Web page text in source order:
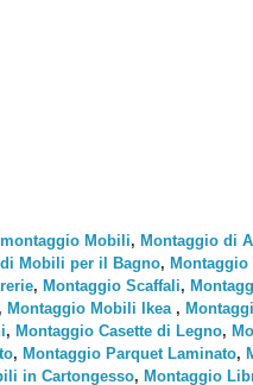
Mobili, Montaggio di
Mobili per il Bagno,
, Montaggio Scaffali,
Montaggio Mobili Ikea,
, Montaggio Casette di Legno,
, Montaggio Parquet Laminato,
in Cartongesso, Montaggio